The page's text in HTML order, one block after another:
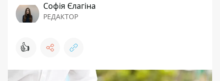
Софія Єлагіна
РЕДАКТОР
👍